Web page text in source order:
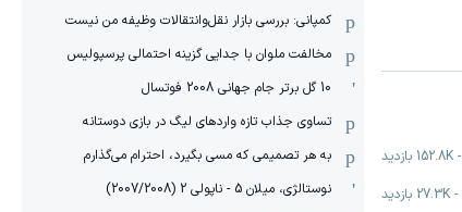
-
152.8K بازدید
-
27.3K بازدید
کمپانی: بررسی بازار نقل‌وانتقالات وظیفه من نیست
مخالفت ملوان با جدایی گزینه احتمالی پرسپولیس
10 گل برتر جام جهانی 2008 فوتسال
تساوی جذاب تازه واردهای لیگ در بازی دوستانه
به هر تصمیمی که مسی بگیرد، احترام می‌گذارم
نوستالژی، میلان 5 - ناپولی 2 (2007/2008)